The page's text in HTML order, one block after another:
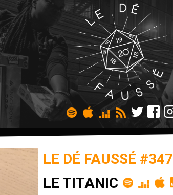
LE DÉ FAUSSÉ #347
LE TITANIC